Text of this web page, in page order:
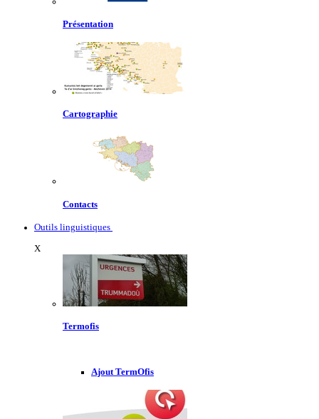
Présentation
Cartographie
Contacts
Outils linguistiques
X
Termofis
Ajout TermOfis